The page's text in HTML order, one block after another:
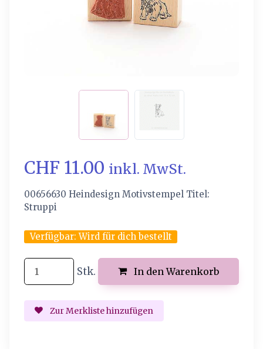
CHF 11.00 inkl. MwSt.
00656630 Heindesign Motivstempel Titel:
Struppi
Verfügbar:Wird für dich bestellt
Stk. In den Warenkorb
Zur Merkliste hinzufügen